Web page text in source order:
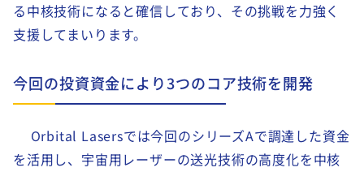
る中核技術になると確信しており、その挑戦を力強く
支援してまいります。
今回の投資資金により3つのコア技術を開発
Orbital Lasersでは今回のシリーズAで調達した資金
を活用し、宇宙用レーザーの送光技術の高度化を中核